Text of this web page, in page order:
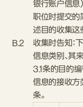
银行账户信息
职位时提交的
述目的收集这
B.2
收集时告知：
信息类别、其
3.1条的目的编
信息的接收方
条。